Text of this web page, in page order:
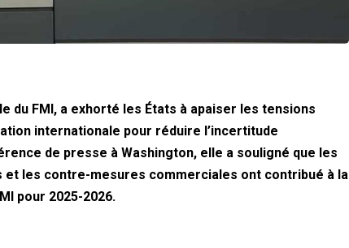
du FMI, a exhorté les États à apaiser les tensions
internationale pour réduire l’incertitude
de presse à Washington, elle a souligné que les
les contre-mesures commerciales ont contribué à la
pour 2025-2026.